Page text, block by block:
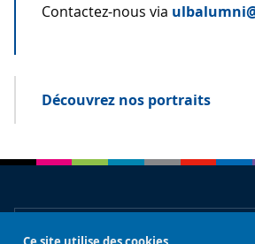
Contactez-nous via
Découvrez nos portraits